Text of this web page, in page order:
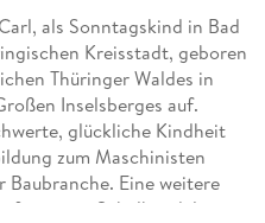
als Sonntagskind in Bad
Kreisstadt, geboren
Thüringer Waldes in
Inselsberges auf.
glückliche Kindheit
zum Maschinisten
Eine weitere
im Schulhandel mit